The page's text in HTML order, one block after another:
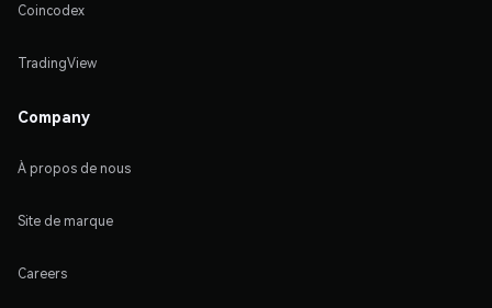
Coincodex
TradingView
Company
À propos de nous
Site de marque
Careers